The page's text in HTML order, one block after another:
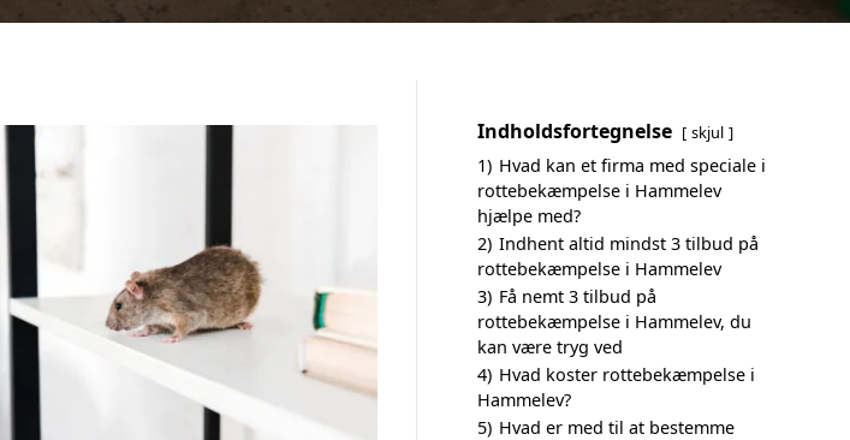
Indholdsfortegnelse skjul
1) Hvad kan et firma med speciale i
rottebekæmpelse i Hammelev
hjælpe med?
2) Indhent altid mindst 3 tilbud på
rottebekæmpelse i Hammelev
3) Få nemt 3 tilbud på
rottebekæmpelse i Hammelev, du
kan være tryg ved
4) Hvad koster rottebekæmpelse i
Hammelev?
5) Hvad er med til at bestemme